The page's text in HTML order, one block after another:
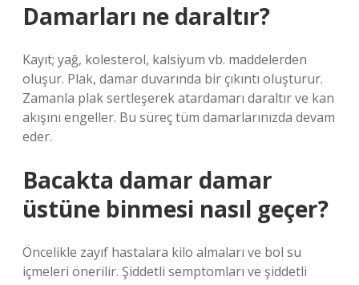
Damarları ne daraltır?
Kayıt; yağ, kolesterol, kalsiyum vb. maddelerden
oluşur. Plak, damar duvarında bir çıkıntı oluşturur.
Zamanla plak sertleşerek atardamarı daraltır ve kan
akışını engeller. Bu süreç tüm damarlarınızda devam
eder.
Bacakta damar damar
üstüne binmesi nasıl geçer?
Öncelikle zayıf hastalara kilo almaları ve bol su
içmeleri önerilir. Şiddetli semptomları ve şiddetli